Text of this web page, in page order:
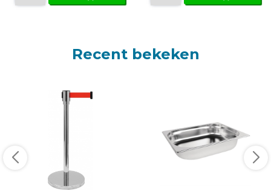
Recent bekeken